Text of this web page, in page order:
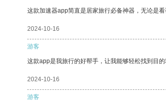
这款加速器app简直是居家旅行必备神器，无论是
2024-10-16
游客
这款app是我旅行的好帮手，让我能够轻松找到目的
2024-10-16
游客